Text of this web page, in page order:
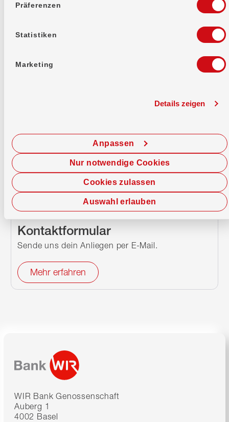
Präferenzen
Statistiken
Marketing
Details zeigen
Cookies zulassen
Anpassen
Auswahl erlauben
Nur notwendige Cookies
Kontaktformular
Sende uns dein Anliegen per E-Mail.
Mehr erfahren
WIR Bank Genossenschaft
Auberg 1
4002 Basel